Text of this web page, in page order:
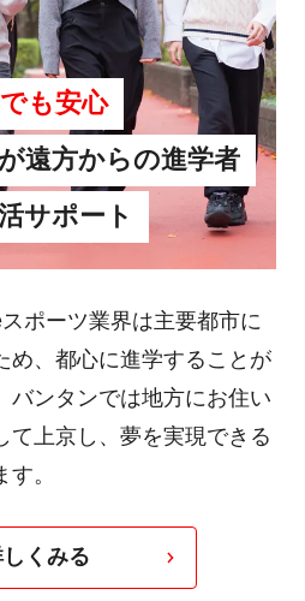
も安心
遠方からの進学者
サポート
ポーツ業界は主要都市に
め、都心に進学することが
バンタンでは地方にお住い
て上京し、夢を実現できる
。
くみる